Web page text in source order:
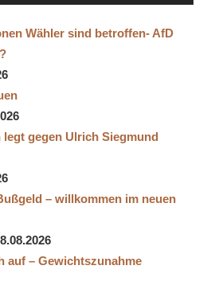
Wähler sind betroffen- AfD
gegen Ulrich Siegmund
– willkommen im neuen
auf – Gewichtszunahme